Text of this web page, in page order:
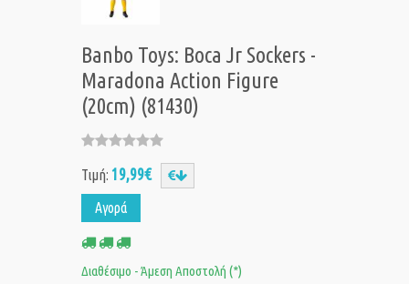
Banbo Toys: Boca Jr Sockers -
Maradona Action Figure
(20cm) (81430)
Τιμή: 19,99€
Αγορά
Διαθέσιμο - Άμεση Αποστολή (*)